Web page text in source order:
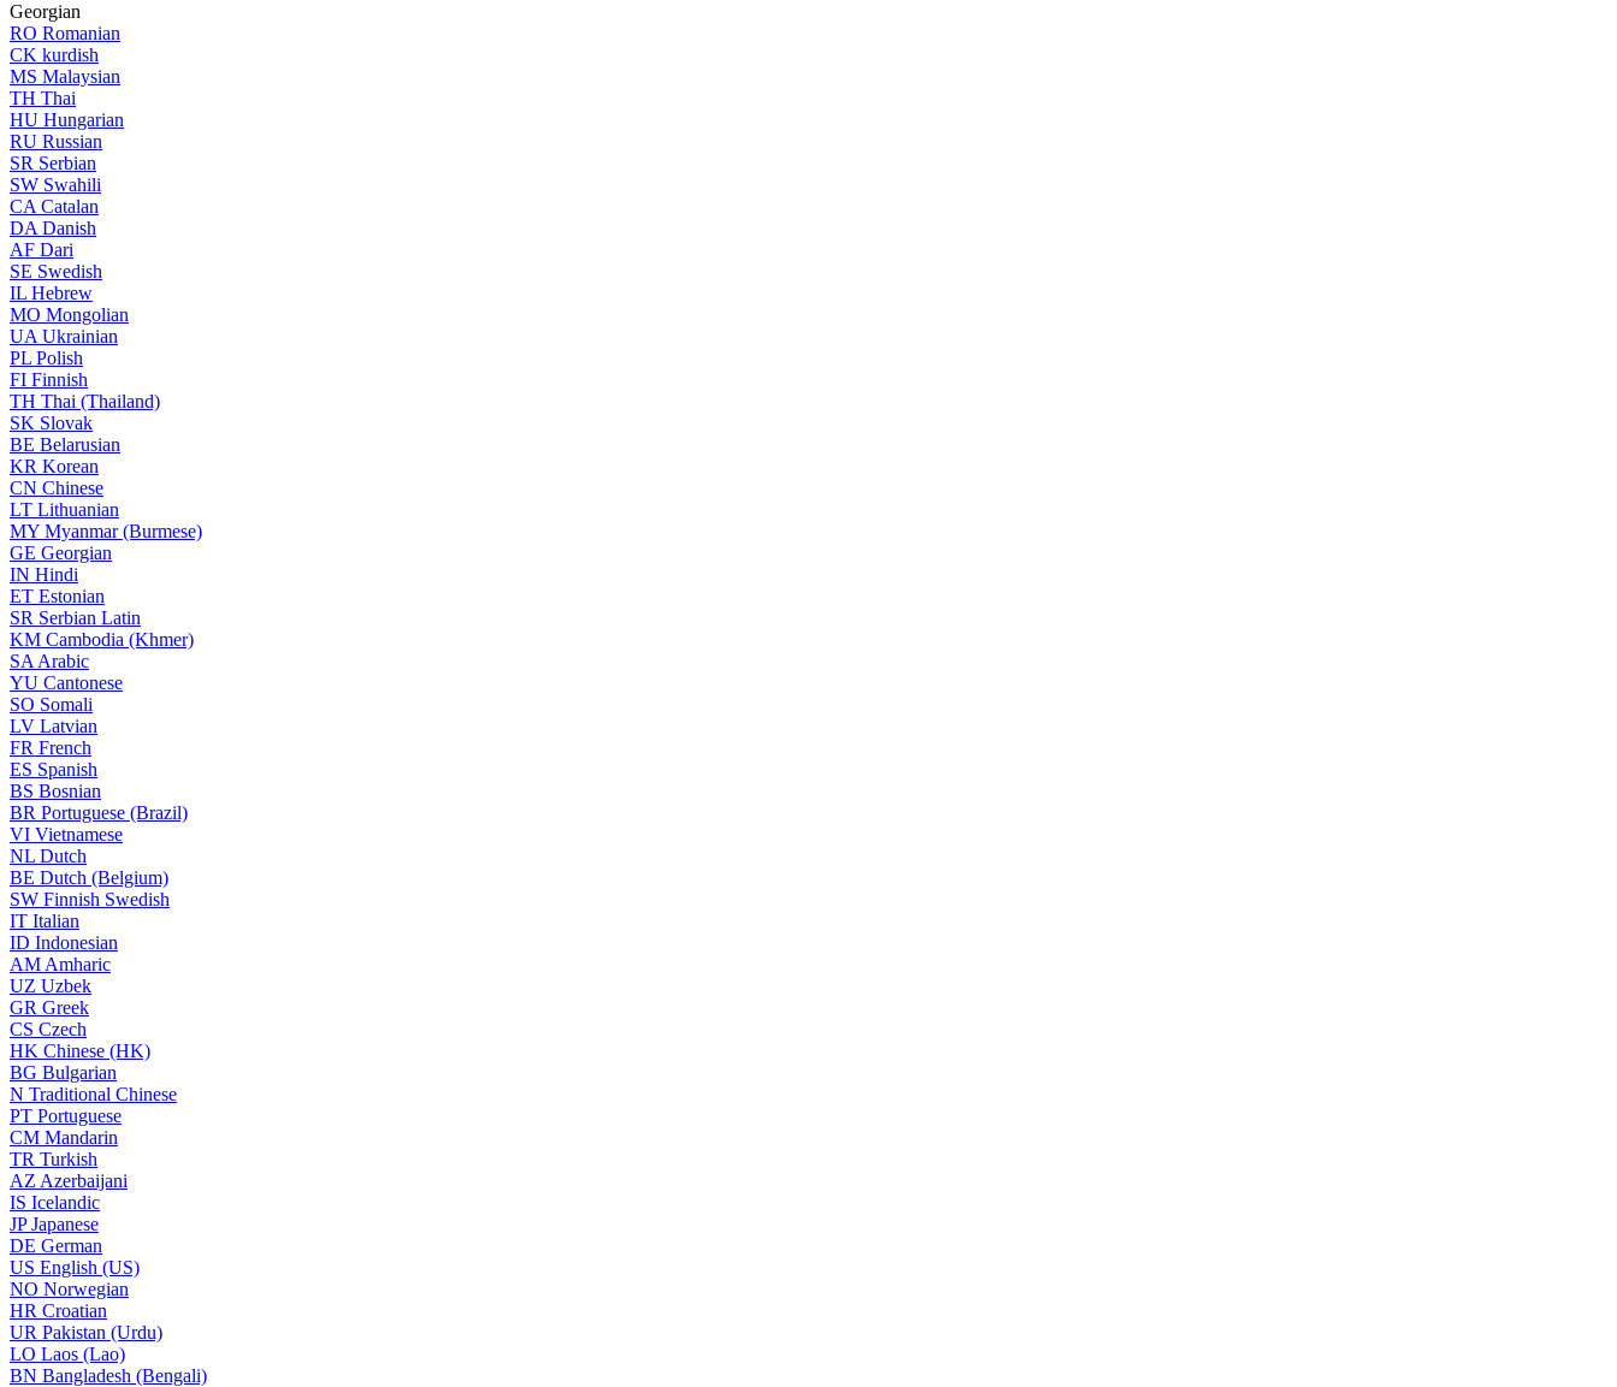
Georgian
RO Romanian
CK kurdish
MS Malaysian
TH Thai
HU Hungarian
RU Russian
SR Serbian
SW Swahili
CA Catalan
DA Danish
AF Dari
SE Swedish
IL Hebrew
MO Mongolian
UA Ukrainian
PL Polish
FI Finnish
TH Thai (Thailand)
SK Slovak
BE Belarusian
KR Korean
CN Chinese
LT Lithuanian
MY Myanmar (Burmese)
GE Georgian
IN Hindi
ET Estonian
SR Serbian Latin
KM Cambodia (Khmer)
SA Arabic
YU Cantonese
SO Somali
LV Latvian
FR French
ES Spanish
BS Bosnian
BR Portuguese (Brazil)
VI Vietnamese
NL Dutch
BE Dutch (Belgium)
SW Finnish Swedish
IT Italian
ID Indonesian
AM Amharic
UZ Uzbek
GR Greek
CS Czech
HK Chinese (HK)
BG Bulgarian
N Traditional Chinese
PT Portuguese
CM Mandarin
TR Turkish
AZ Azerbaijani
IS Icelandic
JPJapanese
DE German
US English (US)
NO Norwegian
HR Croatian
UR Pakistan (Urdu)
LO Laos (Lao)
BN Bangladesh (Bengali)